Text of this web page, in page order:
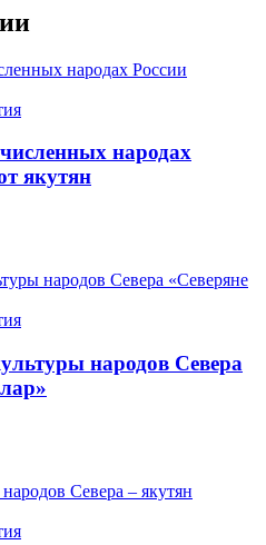
народах
якутян
народов Севера